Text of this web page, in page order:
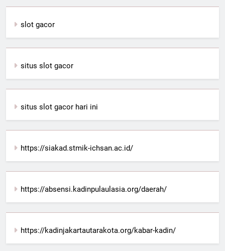
slot gacor
situs slot gacor
situs slot gacor hari ini
https://siakad.stmik-ichsan.ac.id/
https://absensi.kadinpulaulasia.org/daerah/
https://kadinjakartautarakota.org/kabar-kadin/